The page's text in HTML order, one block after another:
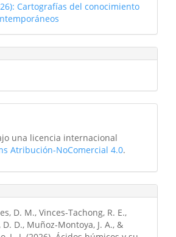
Cartografías del conocimiento
una licencia internacional
Atribución-NoComercial 4.0.
D. M., Vinces-Tachong, R. E.,
D., Muñoz-Montoya, J. A., &